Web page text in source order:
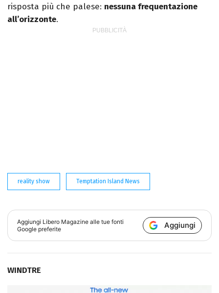
risposta più che palese: nessuna frequentazione
all’orizzonte.
reality show Temptation Island News
Aggiungi Libero Magazine alle tue fonti
Google preferite
Aggiungi
WINDTRE